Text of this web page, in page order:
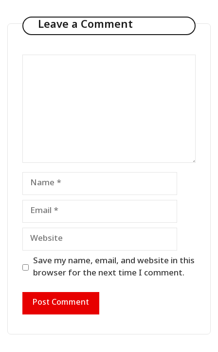
Leave a Comment
Name
Email
Website
Save my name, email, and website in this
browser for the next time I comment.